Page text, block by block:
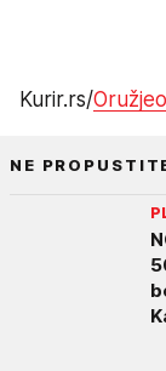
Kurir.rs/
NE